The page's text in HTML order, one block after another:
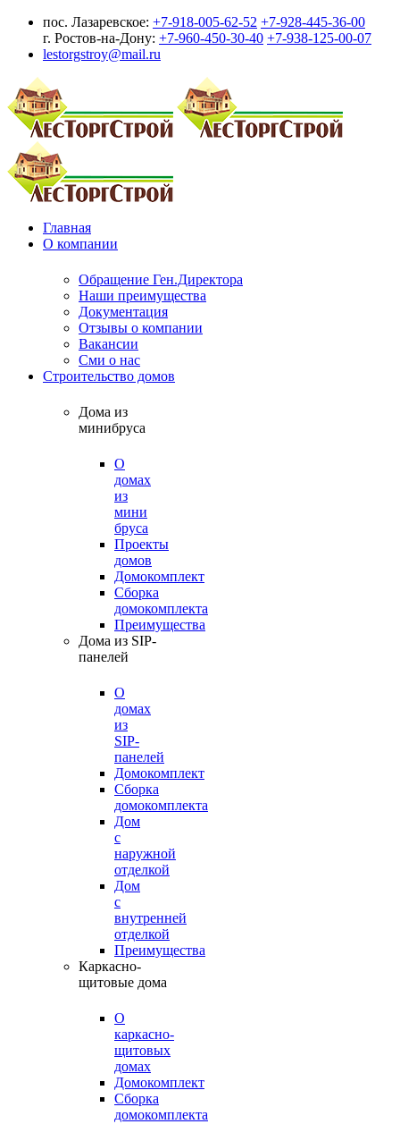
пос. Лазаревское: +7-918-005-62-52 +7-928-445-36-00
г. Ростов-на-Дону: +7-960-450-30-40 +7-938-125-00-07
lestorgstroy@mail.ru
Главная
О компании
Обращение Ген.Директора
Наши преимущества
Документация
Отзывы о компании
Вакансии
Сми о нас
Строительство домов
Дома из
минибруса
О
домах
из
мини
бруса
Проекты
домов
Домокомплект
Сборка
домокомплекта
Преимущества
Дома из SIP-
панелей
О
домах
из
SIP-
панелей
Домокомплект
Сборка
домокомплекта
Дом
с
наружной
отделкой
Дом
с
внутренней
отделкой
Преимущества
Каркасно-
щитовые дома
О
каркасно-
щитовых
домах
Домокомплект
Сборка
домокомплекта